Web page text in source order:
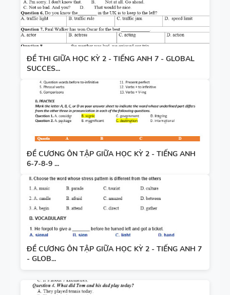
ĐỀ THI GIỮA HỌC KỲ 2 - TIẾNG ANH 7 - GLOBAL
SUCCES...
ĐỀ CƯƠNG ÔN TẬP GIỮA HỌC KỲ 2 - TIẾNG ANH
6-7-8-9 ...
ĐỀ CƯƠNG ÔN TẬP GIỮA HỌC KỲ 2 - TIẾNG ANH 7
- GLOB...